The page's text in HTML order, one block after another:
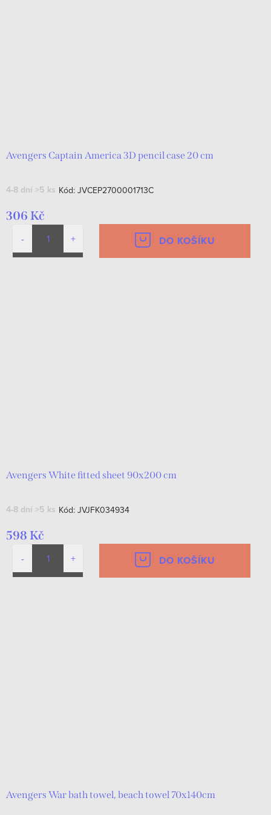
Avengers Captain America 3D pencil case 20 cm
4-8 dní >5 ks Kód: JVCEP2700001713C
306 Kč
DO KOŠÍKU
Avengers White fitted sheet 90x200 cm
4-8 dní >5 ks Kód: JVJFK034934
598 Kč
DO KOŠÍKU
Avengers War bath towel, beach towel 70x140cm